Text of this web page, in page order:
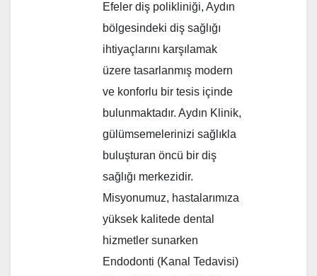
Efeler diş polikliniği, Aydın
bölgesindeki diş sağlığı
ihtiyaçlarını karşılamak
üzere tasarlanmış modern
ve konforlu bir tesis içinde
bulunmaktadır. Aydın Klinik,
gülümsemelerinizi sağlıkla
buluşturan öncü bir diş
sağlığı merkezidir.
Misyonumuz, hastalarımıza
yüksek kalitede dental
hizmetler sunarken
Endodonti (Kanal Tedavisi)